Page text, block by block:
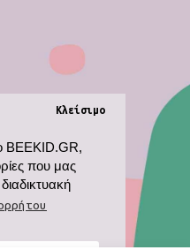
BEEKID.GR,
που μας
Κλείσιμο